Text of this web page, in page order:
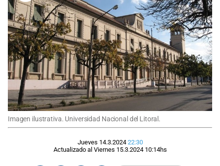
Imagen ilustrativa. Universidad Nacional del Litoral.
Jueves 14.3.2024 22:30
Actualizado al Viernes 15.3.2024 10:14hs